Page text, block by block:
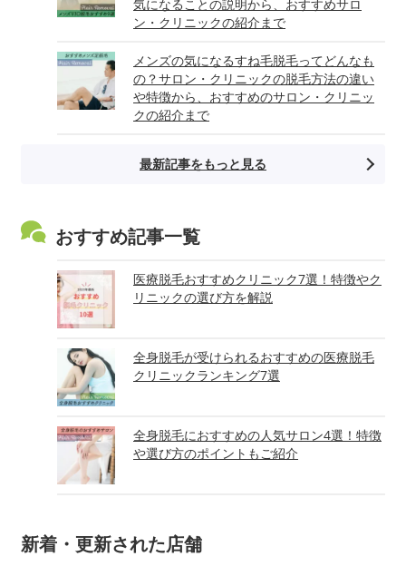
気になることの説明から、おすすめサロ
ン・クリニックの紹介まで
メンズの気になるすね毛脱毛ってどんなも
の？サロン・クリニックの脱毛方法の違い
や特徴から、おすすめのサロン・クリニッ
クの紹介まで
最新記事をもっと見る
おすすめ記事一覧
医療脱毛おすすめクリニック7選！特徴やク
リニックの選び方を解説
全身脱毛が受けられるおすすめの医療脱毛
クリニックランキング7選
全身脱毛におすすめの人気サロン4選！特徴
や選び方のポイントもご紹介
新着・更新された店舗